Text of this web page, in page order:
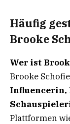
Häufig
Brooke
Wer ist
Brooke
Influencerin,
Plattformen